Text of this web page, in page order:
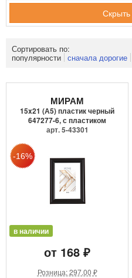
Сортировать по:
популярности сначала дорогие
МИРАМ
15x21 (А5) пластик черный
647277-6, с пластиком
арт. 5-43301
в наличии
от 168 ₽
Розница: 297.00 ₽